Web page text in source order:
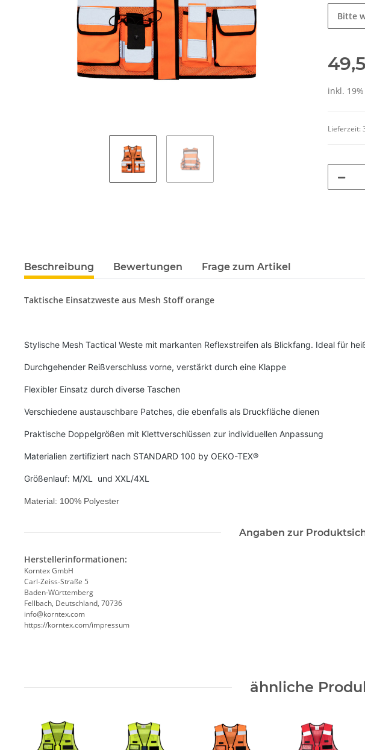
Bitte
inkl.
Lieferzeit:
Beschreibung Bewertungen Frage zum Artikel
Taktische Einsatzweste aus Mesh Stoff orange
Stylische Mesh Tactical Weste mit markanten Reflexstreifen als Blickfang. Ideal für
Durchgehender Reißverschluss vorne, verstärkt durch eine Klappe
Flexibler Einsatz durch diverse Taschen
Verschiedene austauschbare Patches, die ebenfalls als Druckfläche dienen
Praktische Doppelgrößen mit Klettverschlüssen zur individuellen Anpassung
Materialien zertifiziert nach STANDARD 100 by OEKO-TEX®
Größenlauf: M/XL und XXL/4XL
Material: 100% Polyester
Angaben zur
Herstellerinformationen:
Korntex GmbH
Carl-Zeiss-Straße 5
Baden-Württemberg
Fellbach, Deutschland, 70736
info@korntex.com
https://korntex.com/impressum
ähnliche
10x T-Shirt Herren weiß,
Rundhals mit EINER
Druckposition CMYK
79,90 €*
Feuerwehr Trinkflasche 5010
Wunschnamen
7,99 € -14,99 € *